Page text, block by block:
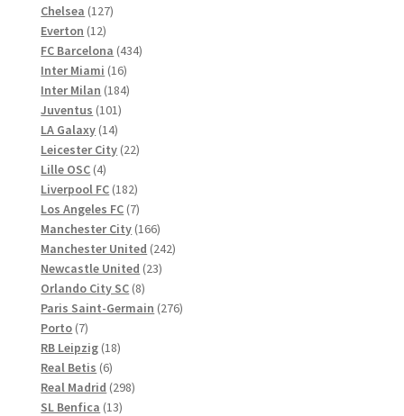
Produkte
Chelsea 127127
Everton 1212
Produkte
FC Barcelona 434434
Inter Miami 1616
Produkte
Inter Milan 184184
Juventus 101101
LA Galaxy 1414
Produkte
Leicester City 2222
Lille OSC 44
Produkte
Liverpool FC 182182
Produkte
Los Angeles FC 77
Produkte
Manchester City 166166
Produkte
Manchester United 242242
Newcastle United 2323
Orlando City SC 88
Produkte
Paris Saint-Germain 276276
Porto 77
Produkte
RB Leipzig 1818
Real Betis 66
Produkte
Real Madrid 298298
SL Benfica 1313